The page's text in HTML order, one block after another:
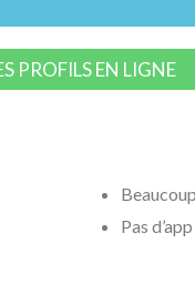
PROFILS EN LIGNE
Pas